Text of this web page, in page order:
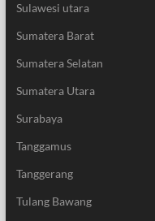
Sulawesi utara
Sumatera Barat
Sumatera Selatan
Sumatera Utara
Surabaya
Tanggamus
Tanggerang
Tulang Bawang